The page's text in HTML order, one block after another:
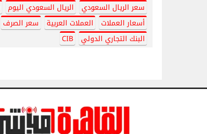
سعر الريال السعودي الريال السعودي اليوم
أسعار العملات
العملات العربية سعر الصرف
البنك التجاري الدولي
CIB